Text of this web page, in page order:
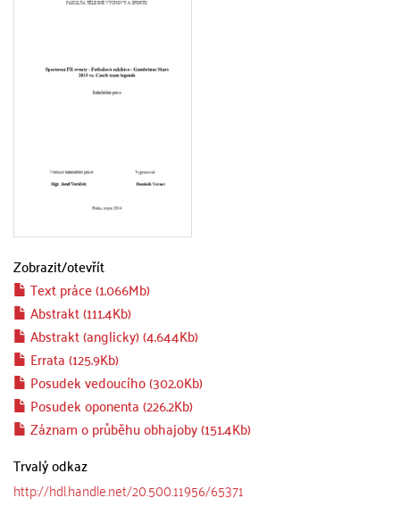
Zobrazit/otevřít
Text práce (1.066Mb)
Abstrakt (111.4Kb)
Abstrakt (anglicky) (4.644Kb)
Errata (125.9Kb)
Posudek vedoucího (302.0Kb)
Posudek oponenta (226.2Kb)
Záznam o průběhu obhajoby (151.4Kb)
Trvalý odkaz
http://hdl.handle.net/20.500.11956/65371